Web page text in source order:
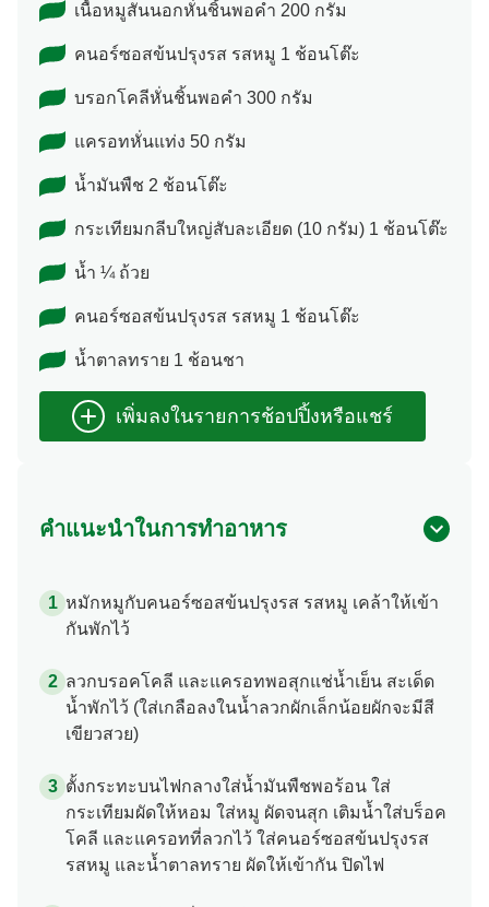
เนื้อหมูสันนอกหั่นชิ้นพอคำ 200 กรัม
คนอร์ซอสข้นปรุงรส รสหมู 1 ช้อนโต๊ะ
บรอกโคลีหั่นชิ้นพอคำ 300 กรัม
แครอทหั่นแท่ง 50 กรัม
น้ำมันพืช 2 ช้อนโต๊ะ
กระเทียมกลีบใหญ่สับละเอียด (10 กรัม) 1 ช้อนโต๊ะ
น้ำ ¼ ถ้วย
คนอร์ซอสข้นปรุงรส รสหมู 1 ช้อนโต๊ะ
น้ำตาลทราย 1 ช้อนชา
คำแนะนำในการทำอาหาร
หมักหมูกับคนอร์ซอสข้นปรุงรส รสหมู เคล้าให้เข้า
กันพักไว้
ลวกบรอคโคลี และแครอทพอสุกแช่น้ำเย็น สะเด็ด
น้ำพักไว้ (ใส่เกลือลงในน้ำลวกผักเล็กน้อยผักจะมีสี
เขียวสวย)
ตั้งกระทะบนไฟกลางใส่น้ำมันพืชพอร้อน ใส่
กระเทียมผัดให้หอม ใส่หมู ผัดจนสุก เติมน้ำใส่บร็อค
โคลี และแครอทที่ลวกไว้ ใส่คนอร์ซอสข้นปรุงรส
รสหมู และน้ำตาลทราย ผัดให้เข้ากัน ปิดไฟ